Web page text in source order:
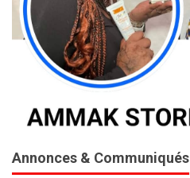
Annonces & Communiqués